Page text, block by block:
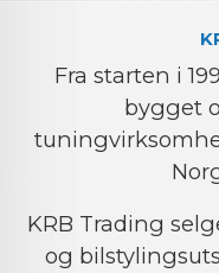
Fra starten i
bygget
KRB Trading
og